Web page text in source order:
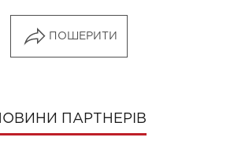
ПОШЕРИТИ
ПАРТНЕРІВ